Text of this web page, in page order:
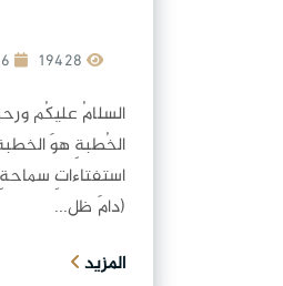
2022-08-16
السلامُ عليكُم
الخُطبةِ هوَ
استفتاءاتِ
(دامَ ظل...
المزيد